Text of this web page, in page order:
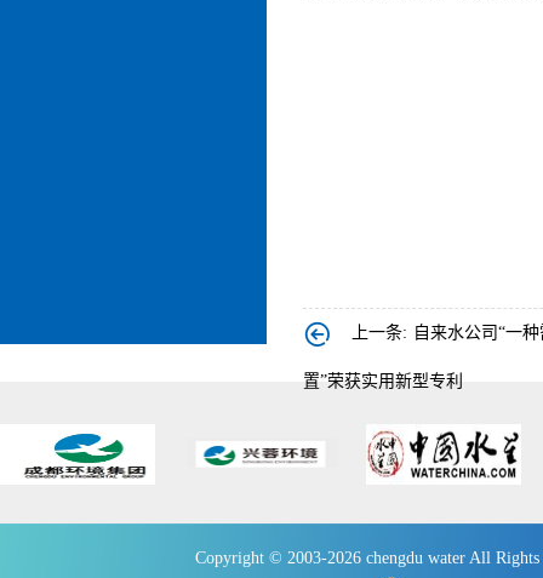
上一条: 自来水公司“一
置”荣获实用新型专利
Copyright © 2003-2026 chengdu water All